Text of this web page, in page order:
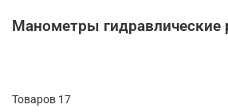
Манометры гидравлические
Товаров 17